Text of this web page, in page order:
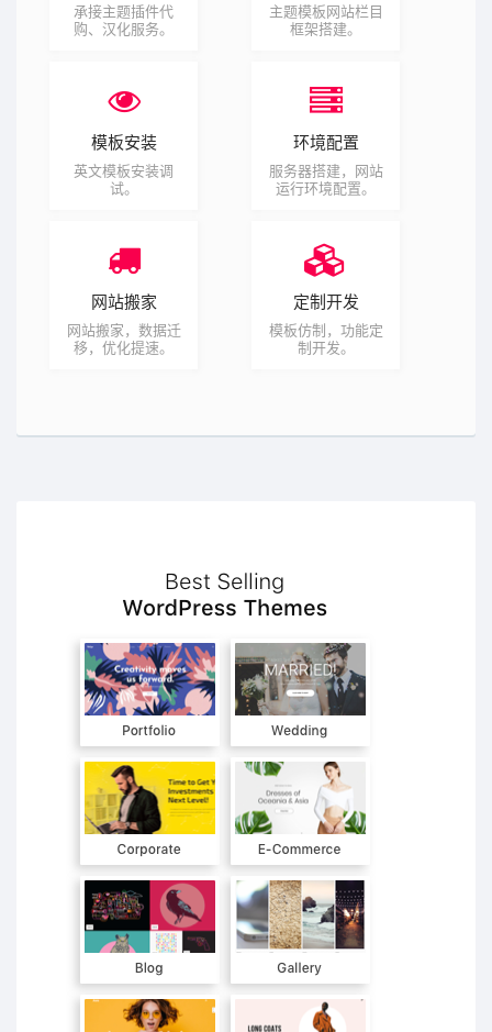
承接主题插件代
购、汉化服务。
主题模板网站栏目
框架搭建。
模板安装
英文模板安装调
试。
环境配置
服务器搭建，网站
运行环境配置。
网站搬家
网站搬家，数据迁
移，优化提速。
定制开发
模板仿制，功能定
制开发。